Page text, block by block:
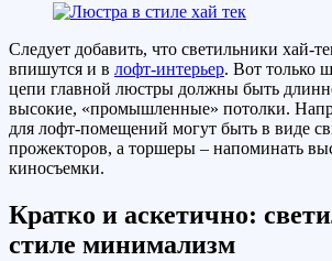
Следует добавить, что светильники хай-
впишутся и в лофт-интерьер. Вот только
цепи главной люстры должны быть
высокие, «промышленные» потолки.
для лофт-помещений могут быть в виде
прожекторов, а торшеры – напоминать
киносъемки.
Кратко и аскетично:
стиле минимализм